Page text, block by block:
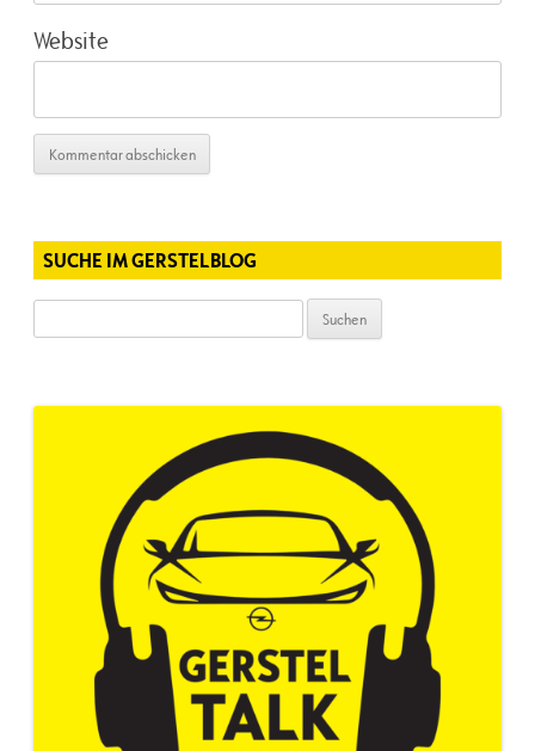
Website
SUCHE IM GERSTELBLOG
nach: